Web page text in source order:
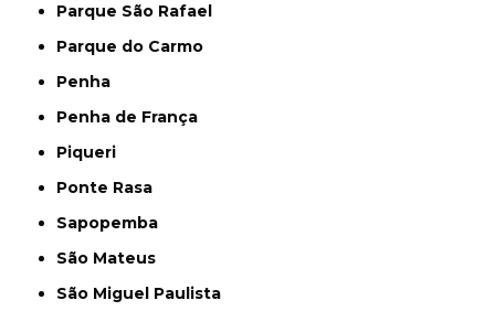
Parque São Rafael
Parque do Carmo
Penha
Penha de França
Piqueri
Ponte Rasa
Sapopemba
São Mateus
São Miguel Paulista